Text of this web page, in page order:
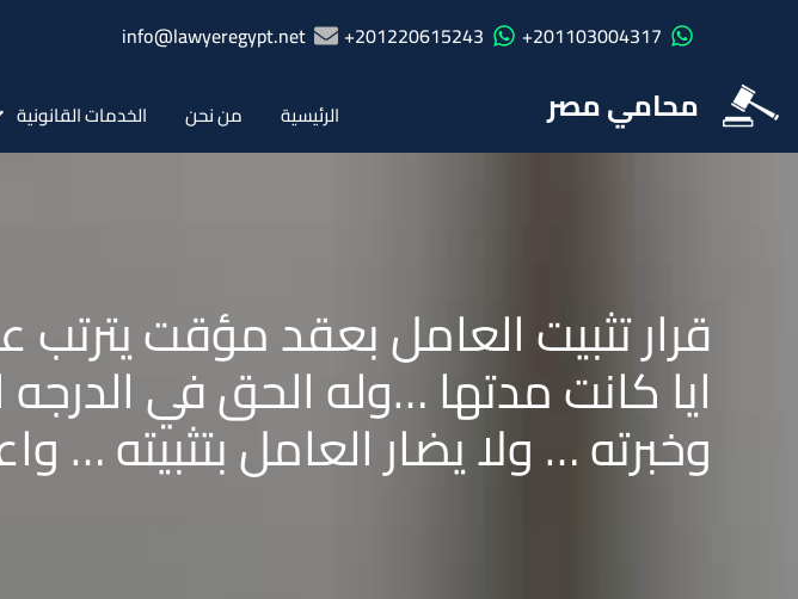
201103004317+
201220615243+
info@lawyeregypt.net
محامي مصر الرئيسية من نحن الخدمات القانونية
قرار تثبيت العامل بعقد مؤقت
ايا كانت مدتها …وله الحق في
وخبرته … ولا يضار العامل بتثبيته …